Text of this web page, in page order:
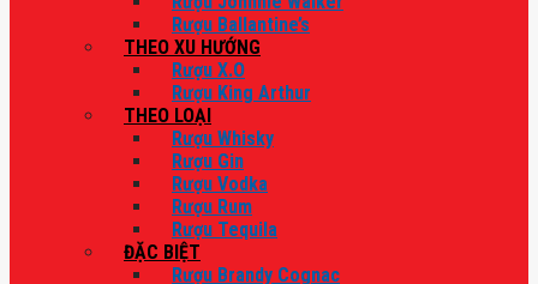
Rượu Ballantine’s
THEO XU HƯỚNG
Rượu X.O
Rượu King Arthur
THEO LOẠI
Rượu Whisky
Rượu Gin
Rượu Vodka
Rượu Rum
Rượu Tequila
ĐẶC BIỆT
Rượu Brandy Cognac